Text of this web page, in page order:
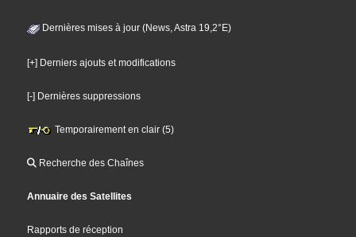
Dernières mises à jour (News, Astra 19,2°E)
[+] Derniers ajouts et modifications
[-] Dernières suppressions
Temporairement en clair (5)
Recherche des Chaînes
Annuaire des Satellites
Rapports de réception